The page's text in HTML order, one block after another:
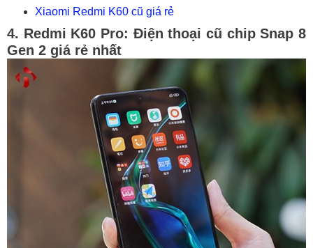
Xiaomi Redmi K60 cũ giá rẻ
4. Redmi K60 Pro: Điện thoại cũ chip Snap 8
Gen 2 giá rẻ nhất